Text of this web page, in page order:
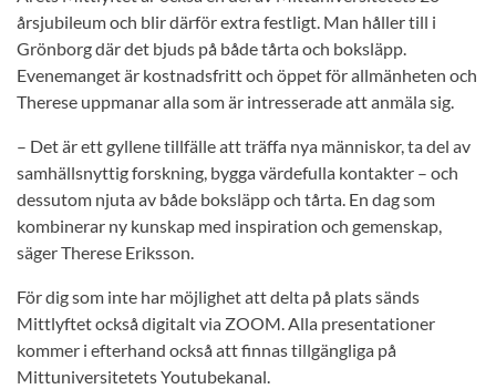
årsjubileum och blir därför extra festligt. Man håller till i
Grönborg där det bjuds på både tårta och boksläpp.
Evenemanget är kostnadsfritt och öppet för allmänheten och
Therese uppmanar alla som är intresserade att anmäla sig.
– Det är ett gyllene tillfälle att träffa nya människor, ta del av
samhällsnyttig forskning, bygga värdefulla kontakter – och
dessutom njuta av både boksläpp och tårta. En dag som
kombinerar ny kunskap med inspiration och gemenskap,
säger Therese Eriksson.
För dig som inte har möjlighet att delta på plats sänds
Mittlyftet också digitalt via ZOOM. Alla presentationer
kommer i efterhand också att finnas tillgängliga på
Mittuniversitetets Youtubekanal.